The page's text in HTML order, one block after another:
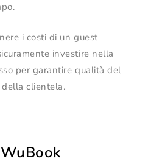
i costi di un guest
investire nella
per garantire qualità del
clientela.